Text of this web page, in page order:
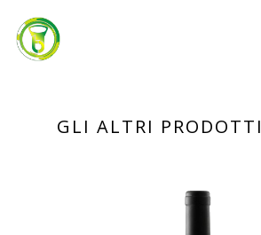
GLI ALTRI PRODOTTI